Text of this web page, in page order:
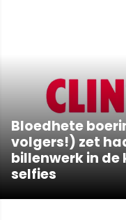
Bloedhete
volgers!) zet
billenwerk in
selfies